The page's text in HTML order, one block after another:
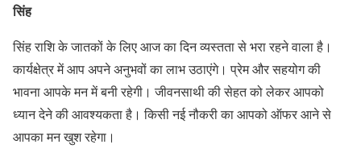
सिंह
सिंह राशि के जातकों के लिए आज का दिन व्यस्तता से भरा रहने वाला है।
कार्यक्षेत्र में आप अपने अनुभवों का लाभ उठाएंगे। प्रेम और सहयोग की
भावना आपके मन में बनी रहेगी। जीवनसाथी की सेहत को लेकर आपको
ध्यान देने की आवश्यकता है। किसी नई नौकरी का आपको ऑफर आने से
आपका मन खुश रहेगा।